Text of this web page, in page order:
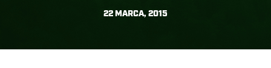
22 MARCA, 2015